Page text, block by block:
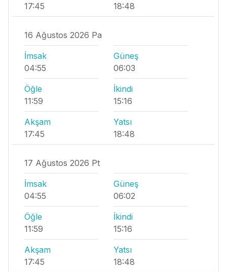
17:45
18:48
16 Ağustos 2026 Pa
İmsak
04:55
Güneş
06:03
Öğle
11:59
İkindi
15:16
Akşam
17:45
Yatsı
18:48
17 Ağustos 2026 Pt
İmsak
04:55
Güneş
06:02
Öğle
11:59
İkindi
15:16
Akşam
17:45
Yatsı
18:48